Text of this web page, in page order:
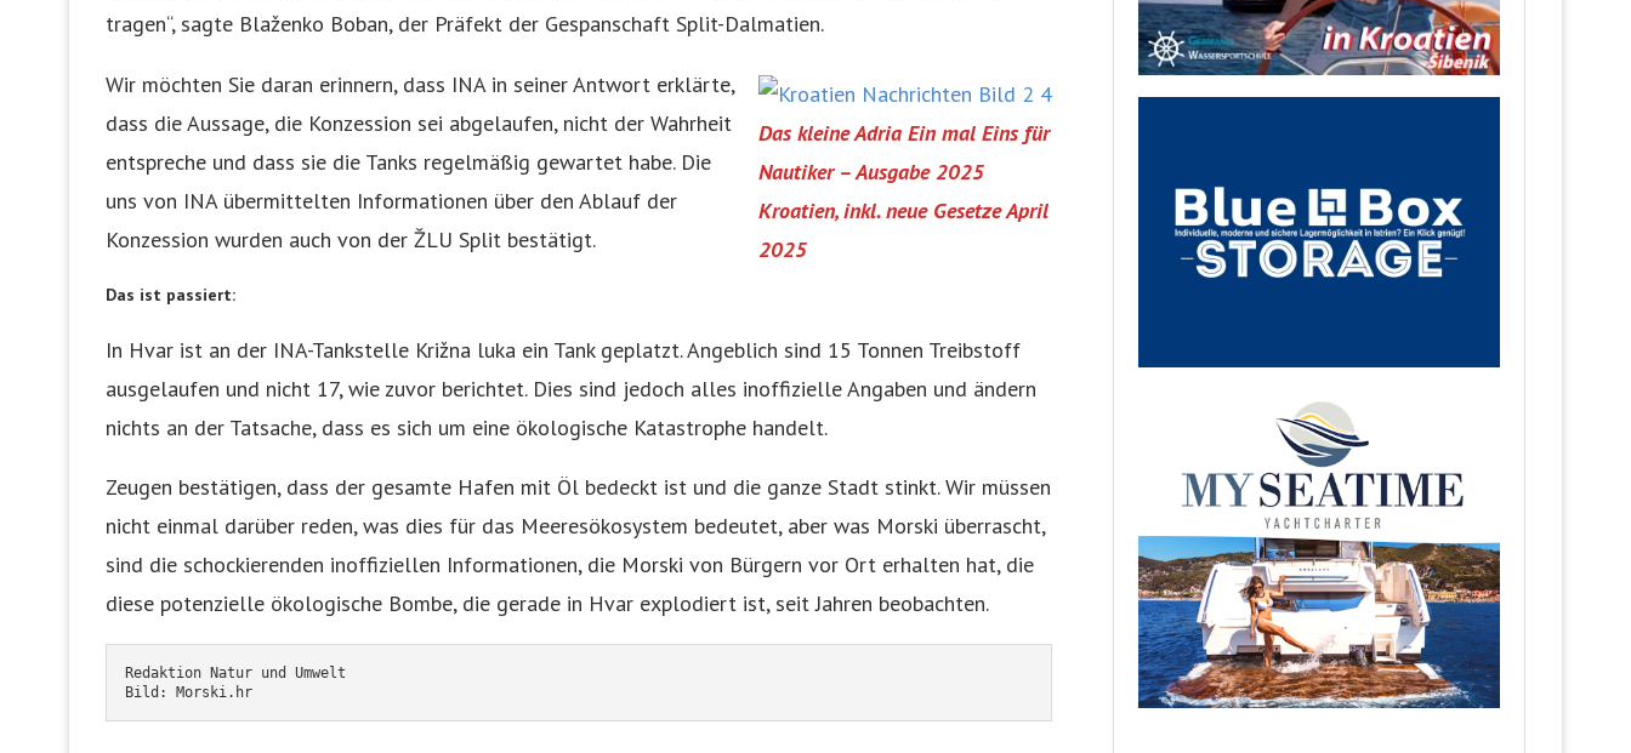
tragen“, sagte Blaženko Boban, der Präfekt der Gespanschaft Split-Dalmatien.
Das kleine Adria Ein mal Eins für
Nautiker – Ausgabe 2025
Kroatien, inkl. neue Gesetze April
2025
Wir möchten Sie daran erinnern, dass INA in seiner Antwort erklärte,
dass die Aussage, die Konzession sei abgelaufen, nicht der Wahrheit
entspreche und dass sie die Tanks regelmäßig gewartet habe. Die
uns von INA übermittelten Informationen über den Ablauf der
Konzession wurden auch von der ŽLU Split bestätigt.
Das ist passiert:
In Hvar ist an der INA-Tankstelle Križna luka ein Tank geplatzt. Angeblich sind 15 Tonnen Treibstoff
ausgelaufen und nicht 17, wie zuvor berichtet. Dies sind jedoch alles inoffizielle Angaben und ändern
nichts an der Tatsache, dass es sich um eine ökologische Katastrophe handelt.
Zeugen bestätigen, dass der gesamte Hafen mit Öl bedeckt ist und die ganze Stadt stinkt. Wir müssen
nicht einmal darüber reden, was dies für das Meeresökosystem bedeutet, aber was Morski überrascht,
sind die schockierenden inoffiziellen Informationen, die Morski von Bürgern vor Ort erhalten hat, die
diese potenzielle ökologische Bombe, die gerade in Hvar explodiert ist, seit Jahren beobachten.
Redaktion Natur und Umwelt
Bild: Morski.hr